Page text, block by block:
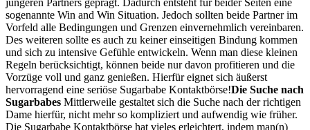
sogenannte Win and Win Situation. Jedoch sollten beide Partner im
Vorfeld alle Bedingungen und Grenzen einvernehmlich vereinbaren.
Des weiteren sollte es auch zu keiner einseitigen Bindung kommen
und sich zu intensive Gefühle entwickeln. Wenn man diese kleinen
Regeln berücksichtigt, können beide nur davon profitieren und die
Vorzüge voll und ganz genießen. Hierfür eignet sich äußerst
hervorragend eine seriöse Sugarbabe Kontaktbörse!Die Suche nach
Sugarbabes Mittlerweile gestaltet sich die Suche nach der richtigen
Dame hierfür, nicht mehr so kompliziert und aufwendig wie früher.
Die Sugarbabe Kontaktbörse hat vieles erleichtert, indem man(n)